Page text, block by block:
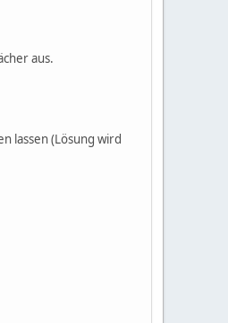
aus.
lassen (Lösung wird